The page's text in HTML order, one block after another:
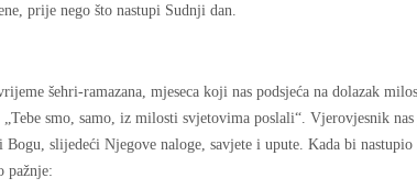
prije nego što nastupi Sudnji dan.
šehri-ramazana, mjeseca koji nas podsjeća na dolazak
smo, samo, iz milosti svjetovima poslali“. Vjerovjesnik
Bogu, slijedeći Njegove naloge, savjete i upute. Kada bi
pažnje: